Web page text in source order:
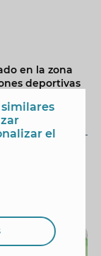
en la zona
deportivas
similares
el